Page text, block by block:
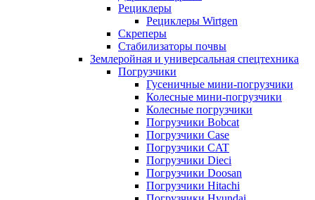
Рециклеры
Рециклеры Wirtgen
Скреперы
Стабилизаторы почвы
Землеройная и универсальная спецтехника
Погрузчики
Гусеничные мини-погрузчики
Колесные мини-погрузчики
Колесные погрузчики
Погрузчики Bobcat
Погрузчики Case
Погрузчики CAT
Погрузчики Dieci
Погрузчики Doosan
Погрузчики Hitachi